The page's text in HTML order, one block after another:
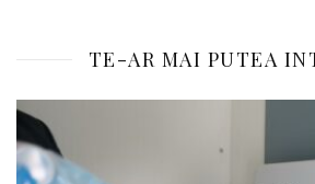
TE-AR MAI PUTEA